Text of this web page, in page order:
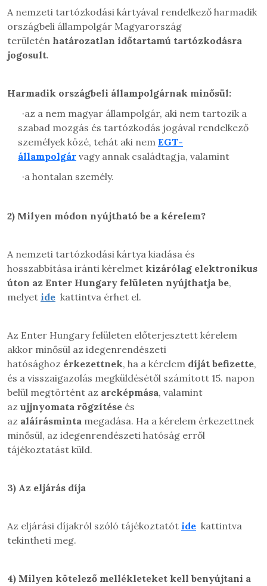
A nemzeti tartózkodási kártyával rendelkező harmadik
országbeli állampolgár Magyarország
területén határozatlan időtartamú tartózkodásra
jogosult.
Harmadik országbeli állampolgárnak minősül:
·az a nem magyar állampolgár, aki nem tartozik a
szabad mozgás és tartózkodás jogával rendelkező
személyek közé, tehát aki nem EGT-
állampolgár vagy annak családtagja, valamint
·a hontalan személy.
2) Milyen módon nyújtható be a kérelem?
A nemzeti tartózkodási kártya kiadása és
hosszabbítása iránti kérelmet kizárólag elektronikus
úton az Enter Hungary felületen nyújthatja be,
melyet ide kattintva érhet el.
Az Enter Hungary felületen előterjesztett kérelem
akkor minősül az idegenrendészeti
hatósághoz érkezettnek, ha a kérelem díját befizette,
és a visszaigazolás megküldésétől számított 15. napon
belül megtörtént az arcképmása, valamint
az ujjnyomata rögzítése és
az aláírásminta megadása. Ha a kérelem érkezettnek
minősül, az idegenrendészeti hatóság erről
tájékoztatást küld.
3) Az eljárás díja
Az eljárási díjakról szóló tájékoztatót ide kattintva
tekintheti meg.
4) Milyen kötelező mellékleteket kell benyújtani a